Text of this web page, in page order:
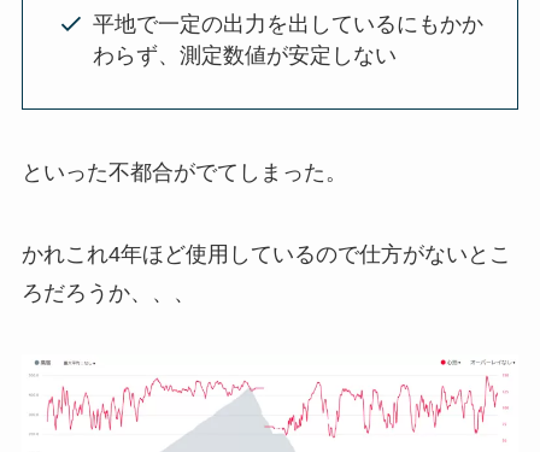
平地で一定の出力を出しているにもかか
わらず、測定数値が安定しない
といった不都合がでてしまった。
かれこれ4年ほど使用しているので仕方がないとこ
ろだろうか、、、